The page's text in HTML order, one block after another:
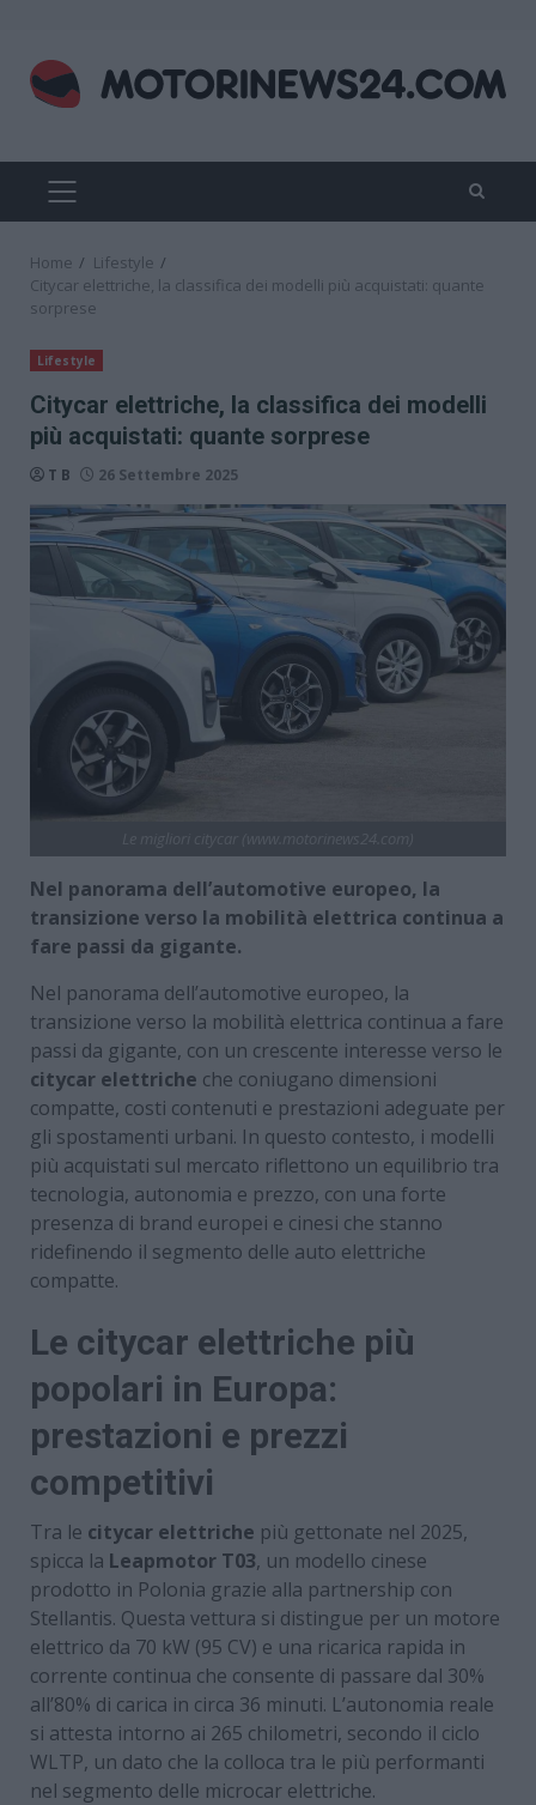
content
PRIMARY
MENU
Home
Lifestyle
Citycar elettriche, la classifica dei modelli più acquistati: quante
sorprese
Lifestyle
Citycar elettriche, la classifica dei modelli
più acquistati: quante sorprese
T B 26 Settembre 2025
Nel panorama dell’automotive europeo, la
transizione verso la mobilità elettrica continua a
fare passi da gigante.
Nel panorama dell’automotive europeo, la
transizione verso la mobilità elettrica continua a fare
passi da gigante, con un crescente interesse verso le
citycar elettriche che coniugano dimensioni
compatte, costi contenuti e prestazioni adeguate per
gli spostamenti urbani. In questo contesto, i modelli
più acquistati sul mercato riflettono un equilibrio tra
tecnologia, autonomia e prezzo, con una forte
presenza di brand europei e cinesi che stanno
ridefinendo il segmento delle auto elettriche
compatte.
Le citycar elettriche più
popolari in Europa:
prestazioni e prezzi
competitivi
Tra le citycar elettriche più gettonate nel 2025,
spicca la Leapmotor T03, un modello cinese
prodotto in Polonia grazie alla partnership con
Stellantis. Questa vettura si distingue per un motore
elettrico da 70 kW (95 CV) e una ricarica rapida in
corrente continua che consente di passare dal 30%
all’80% di carica in circa 36 minuti. L’autonomia reale
si attesta intorno ai 265 chilometri, secondo il ciclo
WLTP, un dato che la colloca tra le più performanti
nel segmento delle microcar elettriche.